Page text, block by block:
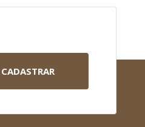
CADASTRAR